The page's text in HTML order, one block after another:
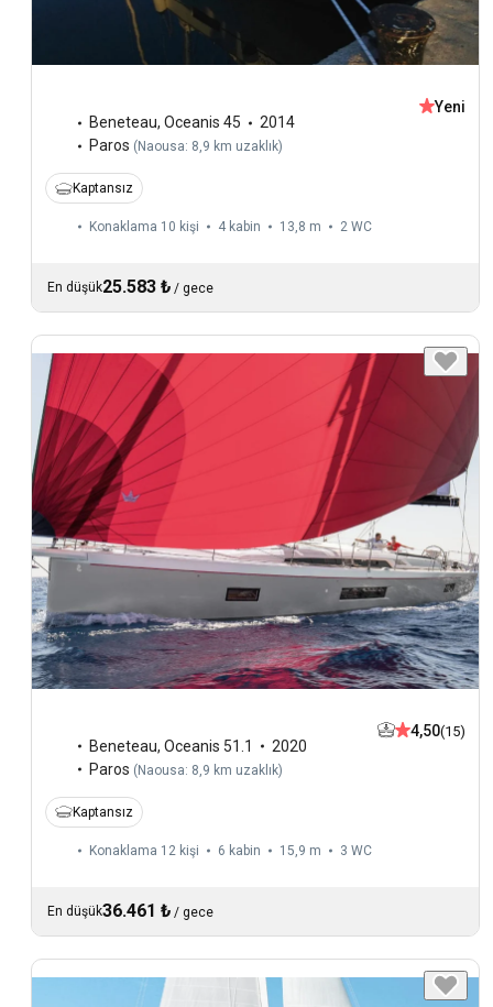
Beneteau, Oceanis 45
2014
Paros ( Naousa: 8,9 km uzaklık)
Yeni
Kaptansız
Konaklama 10 kişi 4 kabin 13,8 m 2 WC
En düşük25.583 ₺ / gece
Beneteau, Oceanis 51.1
2020
Paros (Naousa: 8,9 km uzaklık)
4,50(15)
Kaptansız
Konaklama 12 kişi 6 kabin 15,9 m 3 WC
En düşük36.461 ₺ / gece